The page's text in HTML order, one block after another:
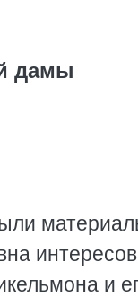
дамы
и